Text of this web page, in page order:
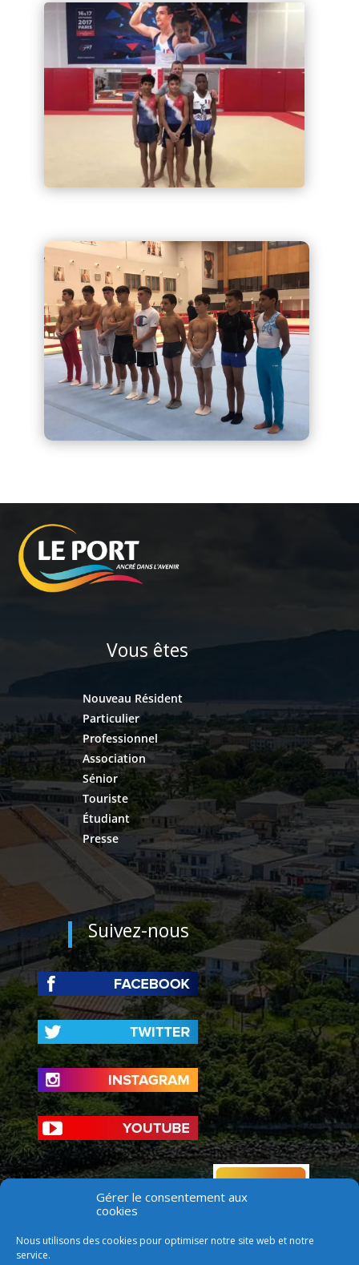
Gérer le consentement aux
cookies
Nous utilisons des cookies pour optimiser notre site web et notre
service.
Vous êtes
Nouveau Résident
Particulier
Professionnel
Association
Sénior
Touriste
Étudiant
Presse
Suivez-nous